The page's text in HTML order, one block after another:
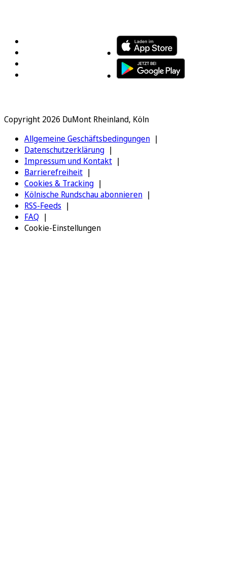
Copyright 2026 DuMont Rheinland, Köln
Allgemeine Geschäftsbedingungen
Datenschutzerklärung
Impressum und Kontakt
Barrierefreiheit
Cookies & Tracking
Kölnische Rundschau abonnieren
RSS-Feeds
FAQ
Cookie-Einstellungen